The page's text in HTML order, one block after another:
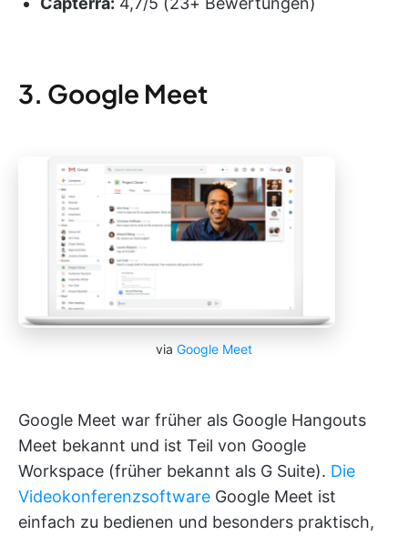
3. Google Meet
via Google Meet
Google Meet war früher als Google Hangouts
Meet bekannt und ist Teil von Google
Workspace (früher bekannt als G Suite). Die
Videokonferenzsoftware Google Meet ist
einfach zu bedienen und besonders praktisch,